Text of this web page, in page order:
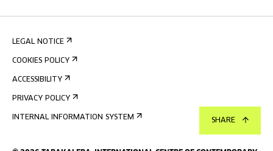
SHARE
LEGAL NOTICE
COOKIES POLICY
ACCESSIBILITY
PRIVACY POLICY
INTERNAL INFORMATION SYSTEM